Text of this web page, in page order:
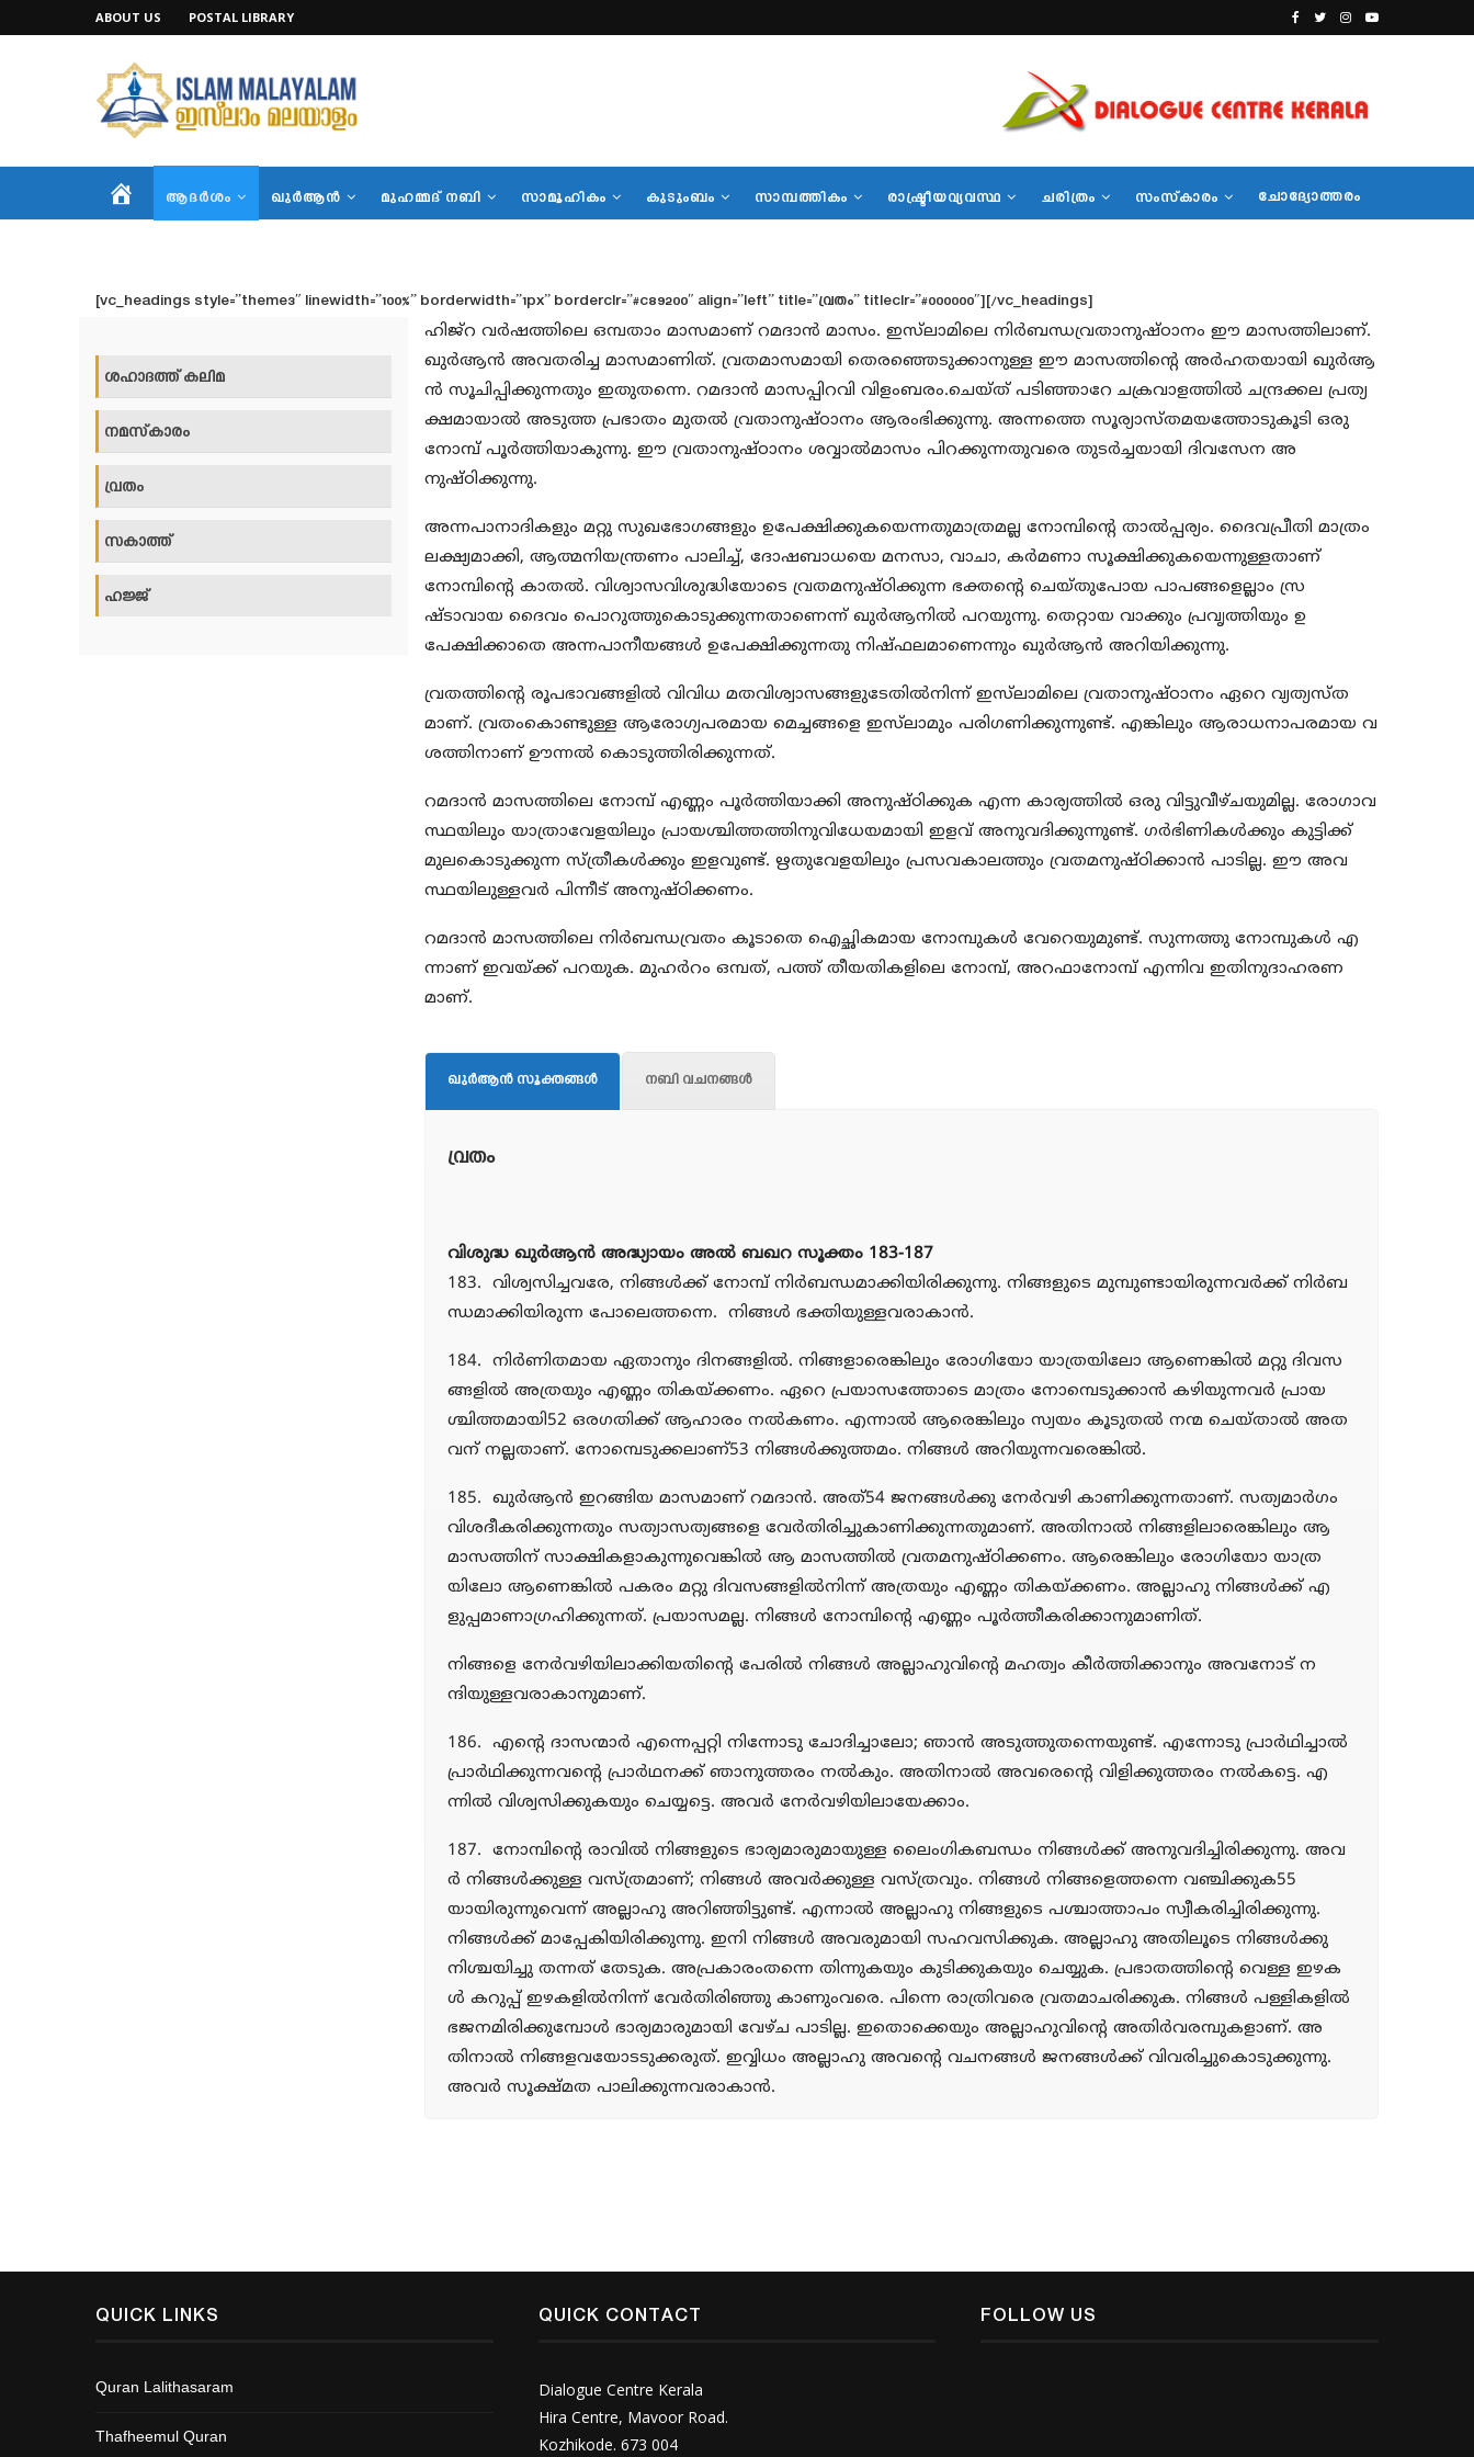
ABOUT US POSTAL LIBRARY
HOMEആദര്‍ശം ഖുര്‍ആന്‍ മുഹമ്മദ് നബി സാമൂഹികം കുടുംബം സാമ്പത്തികം രാഷ്ട്രീയവ്യവസ്ഥ ചരിത്രം സംസ്‌കാരം ചോദ്യോത്തരം
[vc_headings style=”theme3″ linewidth=”100%” borderwidth=”1px” borderclr=”#c89200″ align=”left” title=”വ്രതം” titleclr=”#000000″][/vc_headings]
ശഹാദത്ത് കലിമ
നമസ്‌കാരം
വ്രതം
സകാത്ത്‌
ഹജ്ജ്‌
ഹിജ്‌റ വര്‍ഷത്തിലെ ഒമ്പതാം മാസമാണ് റമദാന്‍ മാസം. ഇസ്‌ലാമിലെ നിര്‍ബന്ധവ്രതാനുഷ്ഠാനം ഈ മാസത്തിലാണ്.
ഖുര്‍ആന്‍ അവതരിച്ച മാസമാണിത്. വ്രതമാസമായി തെരഞ്ഞെടുക്കാനുള്ള ഈ മാസത്തിന്റെ അര്‍ഹതയായി ഖുര്‍ആ
ന്‍ സൂചിപ്പിക്കുന്നതും ഇതുതന്നെ. റമദാന്‍ മാസപ്പിറവി വിളംബരം.ചെയ്ത് പടിഞ്ഞാറേ ചക്രവാളത്തില്‍ ചന്ദ്രക്കല പ്രത്യ
ക്ഷമായാല്‍ അടുത്ത പ്രഭാതം മുതല്‍ വ്രതാനുഷ്ഠാനം ആരംഭിക്കുന്നു. അന്നത്തെ സൂര്യാസ്തമയത്തോടുകൂടി ഒരു
നോമ്പ് പൂര്‍ത്തിയാകുന്നു. ഈ വ്രതാനുഷ്ഠാനം ശവ്വാല്‍മാസം പിറക്കുന്നതുവരെ തുടര്‍ച്ചയായി ദിവസേന അ
നുഷ്ഠിക്കുന്നു.
അന്നപാനാദികളും മറ്റു സുഖഭോഗങ്ങളും ഉപേക്ഷിക്കുകയെന്നതുമാത്രമല്ല നോമ്പിന്റെ താല്‍പ്പര്യം. ദൈവപ്രീതി മാത്രം
ലക്ഷ്യമാക്കി, ആത്മനിയന്ത്രണം പാലിച്ച്, ദോഷബാധയെ മനസാ, വാചാ, കര്‍മണാ സൂക്ഷിക്കുകയെന്നുള്ളതാണ്
നോമ്പിന്റെ കാതല്‍. വിശ്വാസവിശുദ്ധിയോടെ വ്രതമനുഷ്ഠിക്കുന്ന ഭക്തന്റെ ചെയ്തുപോയ പാപങ്ങളെല്ലാം സ്ര
ഷ്ടാവായ ദൈവം പൊറുത്തുകൊടുക്കുന്നതാണെന്ന് ഖുര്‍ആനില്‍ പറയുന്നു. തെറ്റായ വാക്കും പ്രവൃത്തിയും ഉ
പേക്ഷിക്കാതെ അന്നപാനീയങ്ങള്‍ ഉപേക്ഷിക്കുന്നതു നിഷ്ഫലമാണെന്നും ഖുര്‍ആന്‍ അറിയിക്കുന്നു.
വ്രതത്തിന്റെ രൂപഭാവങ്ങളില്‍ വിവിധ മതവിശ്വാസങ്ങളുടേതില്‍നിന്ന് ഇസ്‌ലാമിലെ വ്രതാനുഷ്ഠാനം ഏറെ വ്യത്യസ്ത
മാണ്. വ്രതംകൊണ്ടുള്ള ആരോഗ്യപരമായ മെച്ചങ്ങളെ ഇസ്‌ലാമും പരിഗണിക്കുന്നുണ്ട്. എങ്കിലും ആരാധനാപരമായ വ
ശത്തിനാണ് ഊന്നല്‍ കൊടുത്തിരിക്കുന്നത്.
റമദാന്‍ മാസത്തിലെ നോമ്പ് എണ്ണം പൂര്‍ത്തിയാക്കി അനുഷ്ഠിക്കുക എന്ന കാര്യത്തില്‍ ഒരു വിട്ടുവീഴ്ചയുമില്ല. രോഗാവ
സ്ഥയിലും യാത്രാവേളയിലും പ്രായശ്ചിത്തത്തിനുവിധേയമായി ഇളവ് അനുവദിക്കുന്നുണ്ട്. ഗര്‍ഭിണികള്‍ക്കും കുട്ടിക്ക്
മുലകൊടുക്കുന്ന സ്ത്രീകള്‍ക്കും ഇളവുണ്ട്. ഋതുവേളയിലും പ്രസവകാലത്തും വ്രതമനുഷ്ഠിക്കാന്‍ പാടില്ല. ഈ അവ
സ്ഥയിലുള്ളവര്‍ പിന്നീട് അനുഷ്ഠിക്കണം.
റമദാന്‍ മാസത്തിലെ നിര്‍ബന്ധവ്രതം കൂടാതെ ഐച്ഛികമായ നോമ്പുകള്‍ വേറെയുമുണ്ട്. സുന്നത്തു നോമ്പുകള്‍ എ
ന്നാണ് ഇവയ്ക്ക് പറയുക. മുഹര്‍റം ഒമ്പത്, പത്ത് തീയതികളിലെ നോമ്പ്, അറഫാനോമ്പ് എന്നിവ ഇതിനുദാഹരണ
മാണ്.
ഖുര്‍ആന്‍ സൂക്തങ്ങള്‍ നബി വചനങ്ങള്‍
വ്രതം
വിശുദ്ധ ഖുര്‍ആന്‍ അദ്ധ്യായം അല്‍ ബഖറ സൂക്തം 183-187
183. വിശ്വസിച്ചവരേ, നിങ്ങള്‍ക്ക് നോമ്പ് നിര്‍ബന്ധമാക്കിയിരിക്കുന്നു. നിങ്ങളുടെ മുമ്പുണ്ടായിരുന്നവര്‍ക്ക് നിര്‍ബ
ന്ധമാക്കിയിരുന്ന പോലെത്തന്നെ. നിങ്ങള്‍ ഭക്തിയുള്ളവരാകാന്‍.
184. നിര്‍ണിതമായ ഏതാനും ദിനങ്ങളില്‍. നിങ്ങളാരെങ്കിലും രോഗിയോ യാത്രയിലോ ആണെങ്കില്‍ മറ്റു ദിവസ
ങ്ങളില്‍ അത്രയും എണ്ണം തികയ്ക്കണം. ഏറെ പ്രയാസത്തോടെ മാത്രം നോമ്പെടുക്കാന്‍ കഴിയുന്നവര്‍ പ്രായ
ശ്ചിത്തമായി52 ഒരഗതിക്ക് ആഹാരം നല്‍കണം. എന്നാല്‍ ആരെങ്കിലും സ്വയം കൂടുതല്‍ നന്മ ചെയ്താല്‍ അത
വന് നല്ലതാണ്. നോമ്പെടുക്കലാണ്53 നിങ്ങള്‍ക്കുത്തമം. നിങ്ങള്‍ അറിയുന്നവരെങ്കില്‍.
185. ഖുര്‍ആന്‍ ഇറങ്ങിയ മാസമാണ് റമദാന്‍. അത്54 ജനങ്ങള്‍ക്കു നേര്‍വഴി കാണിക്കുന്നതാണ്. സത്യമാര്‍ഗം
വിശദീകരിക്കുന്നതും സത്യാസത്യങ്ങളെ വേര്‍തിരിച്ചുകാണിക്കുന്നതുമാണ്. അതിനാല്‍ നിങ്ങളിലാരെങ്കിലും ആ
മാസത്തിന് സാക്ഷികളാകുന്നുവെങ്കില്‍ ആ മാസത്തില്‍ വ്രതമനുഷ്ഠിക്കണം. ആരെങ്കിലും രോഗിയോ യാത്ര
യിലോ ആണെങ്കില്‍ പകരം മറ്റു ദിവസങ്ങളില്‍നിന്ന് അത്രയും എണ്ണം തികയ്ക്കണം. അല്ലാഹു നിങ്ങള്‍ക്ക് എ
ളുപ്പമാണാഗ്രഹിക്കുന്നത്. പ്രയാസമല്ല. നിങ്ങള്‍ നോമ്പിന്റെ എണ്ണം പൂര്‍ത്തീകരിക്കാനുമാണിത്.
നിങ്ങളെ നേര്‍വഴിയിലാക്കിയതിന്റെ പേരില്‍ നിങ്ങള്‍ അല്ലാഹുവിന്റെ മഹത്വം കീര്‍ത്തിക്കാനും അവനോട് ന
ന്ദിയുള്ളവരാകാനുമാണ്.
186. എന്റെ ദാസന്മാര്‍ എന്നെപ്പറ്റി നിന്നോടു ചോദിച്ചാലോ; ഞാന്‍ അടുത്തുതന്നെയുണ്ട്. എന്നോടു പ്രാര്‍ഥിച്ചാല്‍
പ്രാര്‍ഥിക്കുന്നവന്റെ പ്രാര്‍ഥനക്ക് ഞാനുത്തരം നല്‍കും. അതിനാല്‍ അവരെന്റെ വിളിക്കുത്തരം നല്‍കട്ടെ. എ
ന്നില്‍ വിശ്വസിക്കുകയും ചെയ്യട്ടെ. അവര്‍ നേര്‍വഴിയിലായേക്കാം.
187. നോമ്പിന്റെ രാവില്‍ നിങ്ങളുടെ ഭാര്യമാരുമായുള്ള ലൈംഗികബന്ധം നിങ്ങള്‍ക്ക് അനുവദിച്ചിരിക്കുന്നു. അവ
ര്‍ നിങ്ങള്‍ക്കുള്ള വസ്ത്രമാണ്; നിങ്ങള്‍ അവര്‍ക്കുള്ള വസ്ത്രവും. നിങ്ങള്‍ നിങ്ങളെത്തന്നെ വഞ്ചിക്കുക55
യായിരുന്നുവെന്ന് അല്ലാഹു അറിഞ്ഞിട്ടുണ്ട്. എന്നാല്‍ അല്ലാഹു നിങ്ങളുടെ പശ്ചാത്താപം സ്വീകരിച്ചിരിക്കുന്നു.
നിങ്ങള്‍ക്ക് മാപ്പേകിയിരിക്കുന്നു. ഇനി നിങ്ങള്‍ അവരുമായി സഹവസിക്കുക. അല്ലാഹു അതിലൂടെ നിങ്ങള്‍ക്കു
നിശ്ചയിച്ചു തന്നത് തേടുക. അപ്രകാരംതന്നെ തിന്നുകയും കുടിക്കുകയും ചെയ്യുക. പ്രഭാതത്തിന്റെ വെള്ള ഇഴക
ള്‍ കറുപ്പ് ഇഴകളില്‍നിന്ന് വേര്‍തിരിഞ്ഞു കാണുംവരെ. പിന്നെ രാത്രിവരെ വ്രതമാചരിക്കുക. നിങ്ങള്‍ പള്ളികളില്‍
ഭജനമിരിക്കുമ്പോള്‍ ഭാര്യമാരുമായി വേഴ്ച പാടില്ല. ഇതൊക്കെയും അല്ലാഹുവിന്റെ അതിര്‍വരമ്പുകളാണ്. അ
തിനാല്‍ നിങ്ങളവയോടടുക്കരുത്. ഇവ്വിധം അല്ലാഹു അവന്റെ വചനങ്ങള്‍ ജനങ്ങള്‍ക്ക് വിവരിച്ചുകൊടുക്കുന്നു.
അവര്‍ സൂക്ഷ്മത പാലിക്കുന്നവരാകാന്‍.
QUICK LINKS
Quran Lalithasaram
Thafheemul Quran
QUICK CONTACT
Dialogue Centre Kerala
Hira Centre, Mavoor Road.
Kozhikode. 673 004
FOLLOW US